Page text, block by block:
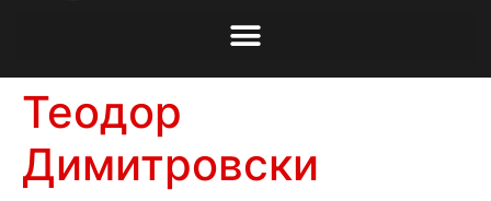
Теодор
Димитровски